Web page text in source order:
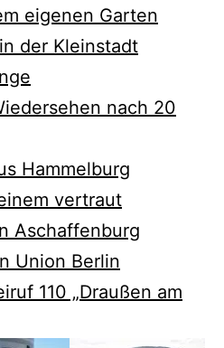
eigenen Garten
der Kleinstadt
nach 20
Hammelburg
vertraut
Aschaffenburg
Union Berlin
110 „Draußen am